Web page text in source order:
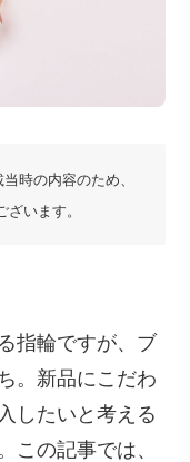
時の内容のため、
います。
指輪ですが、ブ
。新品にこだわ
したいと考える
この記事では、